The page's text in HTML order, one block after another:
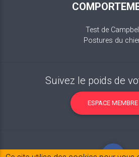
Test de Campbell
Postures du
Suivez le poids de
ESPACE MEMBRE